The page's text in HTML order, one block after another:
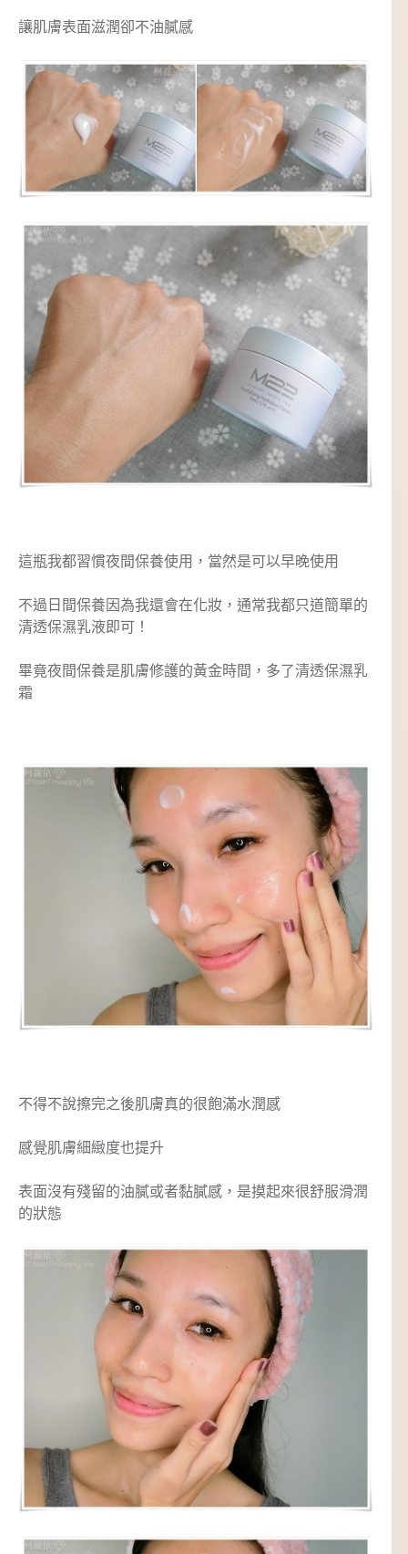
讓肌膚表面滋潤卻不油膩感
這瓶我都習慣夜間保養使用，當然是可以早晚使用
不過日間保養因為我還會在化妝，通常我都只道簡單的
清透保濕乳液即可！
畢竟夜間保養是肌膚修護的黃金時間，多了清透保濕乳
霜
不得不說擦完之後肌膚真的很飽滿水潤感
感覺肌膚細緻度也提升
表面沒有殘留的油膩或者黏膩感，是摸起來很舒服滑潤
的狀態